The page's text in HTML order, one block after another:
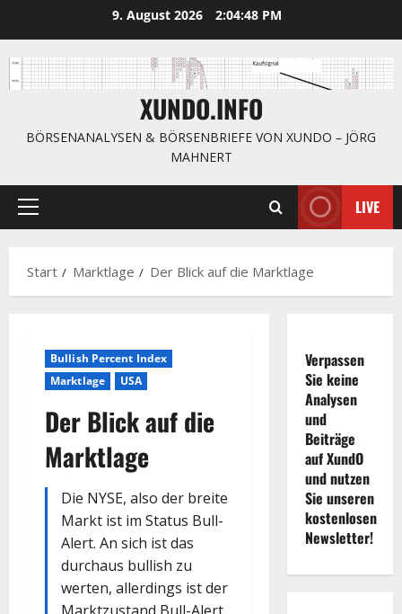
springen
9. August 2026 2:04:49 PM
XUNDO.INFO
BÖRSENANALYSEN & BÖRSENBRIEFE VON XUNDO – JÖRG
MAHNERT
Primäres
LIVE
Start Marktlage Der Blick auf die Marktlage
Bullish Percent Index
Marktlage
USA
Der Blick auf die
Marktlage
Die NYSE, also der breite
Markt ist im Status Bull-
Alert. An sich ist das
durchaus bullish zu
werten, allerdings ist der
Verpassen
Sie keine
Analysen
und
Beiträge
auf XundO
und nutzen
Sie unseren
kostenlosen
Newsletter!